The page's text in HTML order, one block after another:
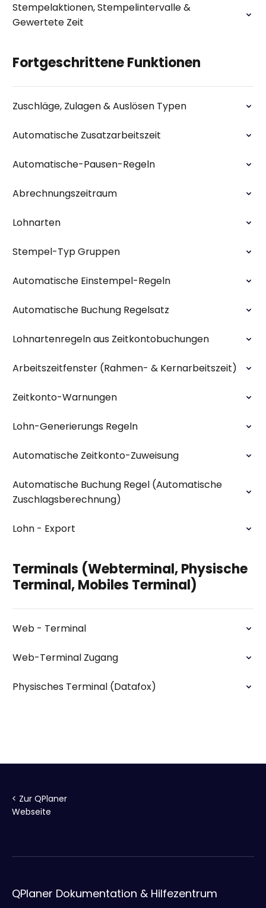
Stempelaktionen, Stempelintervalle &
Gewertete Zeit
Fortgeschrittene Funktionen
Zuschläge, Zulagen & Auslösen Typen
Automatische Zusatzarbeitszeit
Automatische-Pausen-Regeln
Abrechnungszeitraum
Lohnarten
Stempel-Typ Gruppen
Automatische Einstempel-Regeln
Automatische Buchung Regelsatz
Lohnartenregeln aus Zeitkontobuchungen
Arbeitszeitfenster (Rahmen- & Kernarbeitszeit)
Zeitkonto-Warnungen
Lohn-Generierungs Regeln
Automatische Zeitkonto-Zuweisung
Automatische Buchung Regel (Automatische
Zuschlagsberechnung)
Lohn - Export
Terminals (Webterminal, Physische
Terminal, Mobiles Terminal)
Web - Terminal
Web-Terminal Zugang
Physisches Terminal (Datafox)
< Zur QPlaner
Webseite
QPlaner Dokumentation & Hilfezentrum